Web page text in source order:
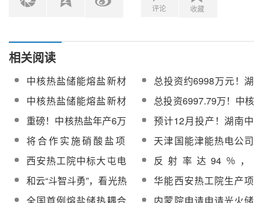
评论 收藏
相关阅读
中核热盐储能熔盐新材
料建设项目EPC工程总
承包招标
总投资约6998万元！湖
南中核热盐科技有限公
司储能熔盐新材料项目
启动
中核热盐储能熔盐新材
料建设项目EPC工程总
承包中标结果公示
总投资6997.79万！中核
热盐公司储能熔盐新材
料建设项目开工仪式顺
利举行
重磅！中核热盐年产6万
吨储能熔盐新材料项目
全面开工建设
预计12月投产！湖南中
核热盐储能熔盐新材料
项目正按计划稳步推进
将合作实施硝酸盐项
目，中核热盐与皖北煤
电宁夏润夏签约
天津国能津能热电公司
工业供汽和熔盐储能可
研服务询价采购
西安热工院中标大屯电
热新能源高电压直驱加
热熔盐的综合能源系统
反射率达94％，
CCTV13走进荒漠中的
11960朵“向日葵”
和云“斗智斗勇”，看光热
电站云朵预测师“追云逐
华能西安热工院生产项
目2025年度储热用熔盐
全国首例熔盐储热耦合
内蒙院申请申请光火储